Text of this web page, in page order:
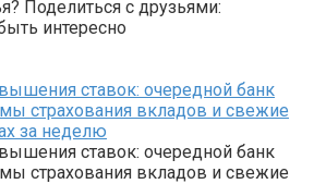
Поделиться с друзьями:
интересно
ставок: очередной банк
страхования вкладов и свежие
за неделю
ставок: очередной банк
страхования вкладов и свежие